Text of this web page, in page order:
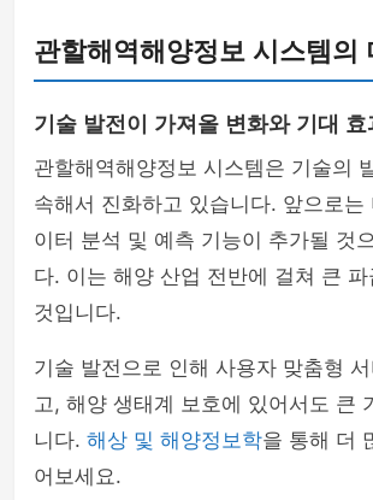
관할해역해양정보 시스템의
기술 발전이 가져올 변화와 기대 효
관할해역해양정보 시스템은 기술의
속해서 진화하고 있습니다. 앞으로는
이터 분석 및 예측 기능이 추가될 것
다. 이는 해양 산업 전반에 걸쳐 큰
것입니다.
기술 발전으로 인해 사용자 맞춤형
고, 해양 생태계 보호에 있어서도 큰
니다. 해상 및 해양정보학을 통해 더
어보세요.